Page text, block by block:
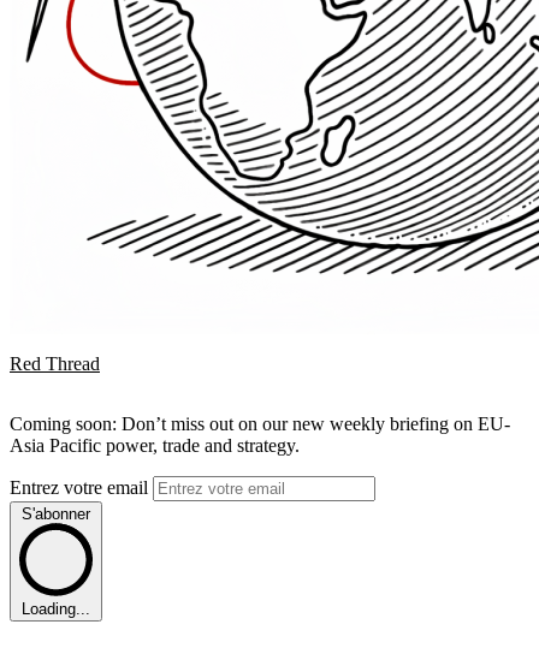
Red Thread
Coming soon: Don’t miss out on our new weekly briefing on EU-
Asia Pacific power, trade and strategy.
Entrez votre email
S'abonner
Loading...